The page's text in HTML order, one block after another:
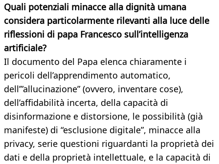
Quali potenziali minacce alla dignità umana
considera particolarmente rilevanti alla luce delle
riflessioni di papa Francesco sull’intelligenza
artificiale?
Il documento del Papa elenca chiaramente i
pericoli dell’apprendimento automatico,
dell’”allucinazione” (ovvero, inventare cose),
dell’affidabilità incerta, della capacità di
disinformazione e distorsione, le possibilità (già
manifeste) di “esclusione digitale”, minacce alla
privacy, serie questioni riguardanti la proprietà dei
dati e della proprietà intellettuale, e la capacità di